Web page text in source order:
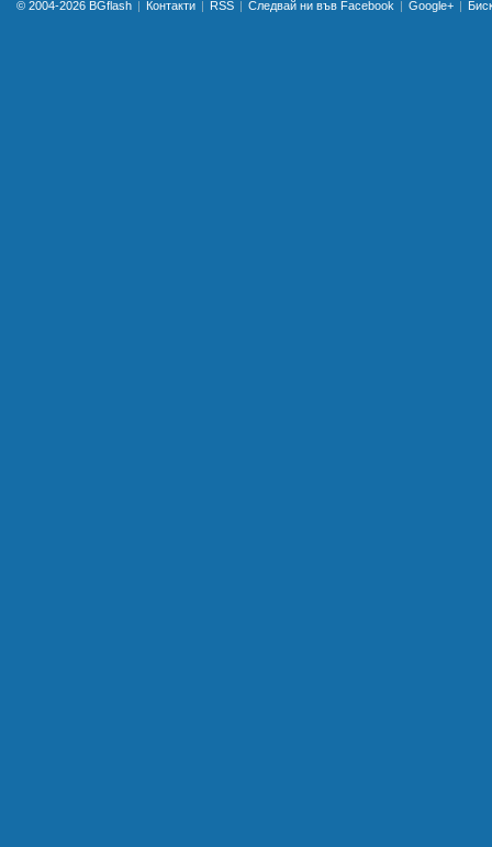
© 2004-2026 BGflash Контакти RSS Следвай ни във Facebook Google+